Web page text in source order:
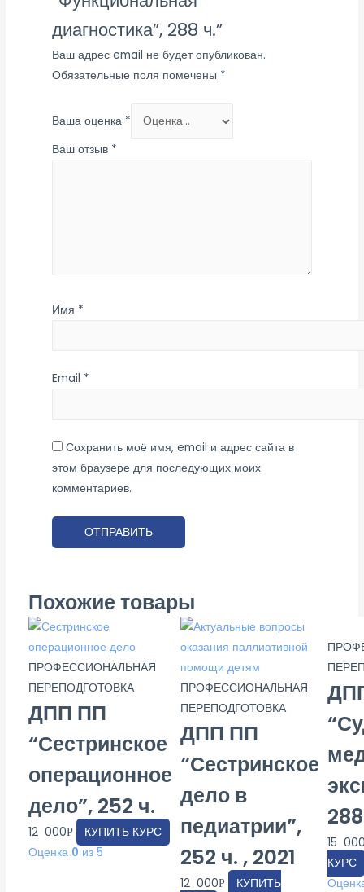
диагностика”, 288 ч.”
Ваш адрес email не будет опубликован.
Обязательные поля помечены *
Ваша оценка *
Ваш отзыв *
Имя *
Email *
Сохранить моё имя, email и адрес сайта в
этом браузере для последующих моих
комментариев.
Похожие товары
ПРОФЕССИОНАЛЬНАЯ
ПЕРЕПОДГОТОВКА
ДПП ПП
“Сестринское
операционное
дело”, 252 ч.
12 000Р
КУПИТЬ КУРС
Оценка 0 из 5
ПРОФЕССИОНАЛЬНАЯ
ПЕРЕПОДГОТОВКА
ДПП ПП
“Сестринское
дело в
педиатрии”,
252 ч. , 2021
12 000Р
КУПИТЬ
15
КУРС